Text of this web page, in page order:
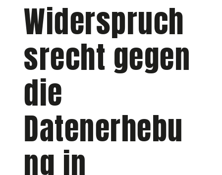
Widerspruch
srecht gegen
die
Datenerhebu
ng in